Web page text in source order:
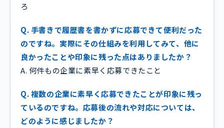
ろ
Q. 手書きで履歴書を書かずに応募できて便利だった
のですね。実際にその仕組みを利用してみて、他に
良かったことや印象に残った点はありましたか？
A. 何件もの企業に素早く応募できたこと
Q. 複数の企業に素早く応募できたことが印象に残っ
ているのですね。応募後の流れや対応については、
どのように感じましたか？